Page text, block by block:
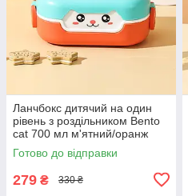
Ланчбокс дитячий на один
рівень з роздільником Bento
cat 700 мл м'ятний/оранж
(LB-100163)
Готово до відправки
279 ₴ 330 ₴